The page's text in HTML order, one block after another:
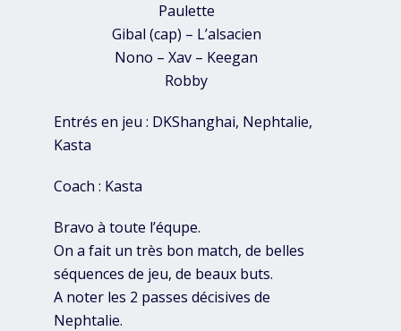
Paulette
Gibal (cap) – L’alsacien
Nono – Xav – Keegan
Robby
Entrés en jeu : DKShanghai, Nephtalie,
Kasta
Coach : Kasta
Bravo à toute l’équpe.
On a fait un très bon match, de belles
séquences de jeu, de beaux buts.
A noter les 2 passes décisives de
Nephtalie.